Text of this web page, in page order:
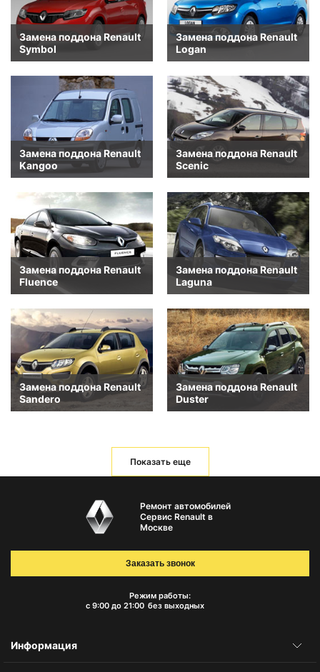
Замена поддона Renault
Symbol
Замена поддона Renault
Logan
Замена поддона Renault
Kangoo
Замена поддона Renault
Scenic
Замена поддона Renault
Fluence
Замена поддона Renault
Laguna
Замена поддона Renault
Sandero
Замена поддона Renault
Duster
Показать еще
Ремонт автомобилей
Сервис Renault в
Москве
Режим работы:
с 9:00 до 21:00 без выходных
Заказать звонок
Информация